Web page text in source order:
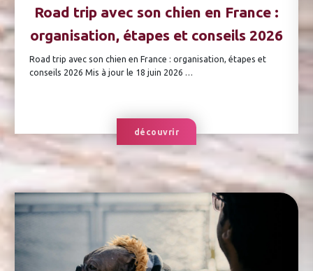
Road trip avec son chien en France :
organisation, étapes et conseils 2026
Road trip avec son chien en France : organisation, étapes et
conseils 2026 Mis à jour le 18 juin 2026 …
découvrir